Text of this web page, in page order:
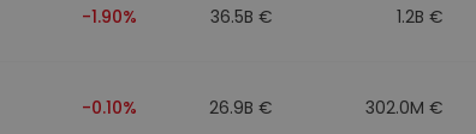
-1.90% 36.5B € 1.2B €
-0.10% 26.9B € 302.0M €